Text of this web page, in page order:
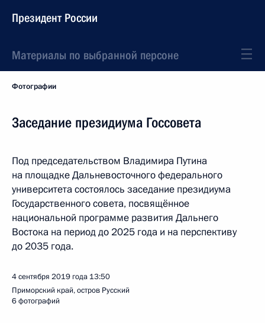
Президент России
Материалы по выбранной персоне
Фотографии
Заседание президиума Госсовета
Под председательством Владимира Путина
на площадке Дальневосточного федерального
университета состоялось заседание президиума
Государственного совета, посвящённое
национальной программе развития Дальнего
Востока на период до 2025 года и на перспективу
до 2035 года.
4 сентября 2019 года 13:50
Приморский край, остров Русский
6 фотографий